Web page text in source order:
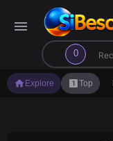
menu
0
search
home Explore looks_oneTop